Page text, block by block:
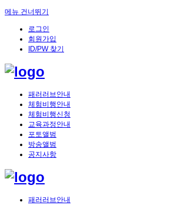
메뉴 건너뛰기
로그인
회원가입
ID/PW 찾기
패러러브안내
체험비행안내
체험비행신청
교육과정안내
포토앨범
방송앨범
공지사항
패러러브안내